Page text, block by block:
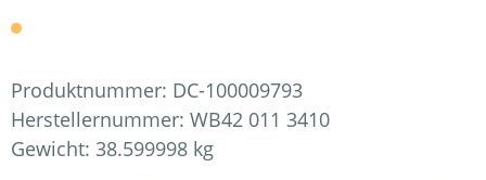
Produktnummer: DC-100009793
Herstellernummer: WB42 011 3410
Gewicht: 38.599998 kg